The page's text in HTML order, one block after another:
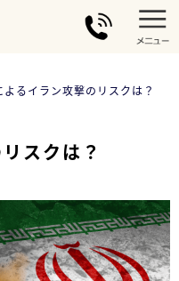
よるイラン攻撃のリスクは？
スクは？